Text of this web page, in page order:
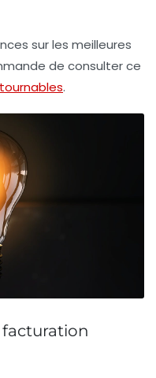
sur les meilleures
de consulter ce
.